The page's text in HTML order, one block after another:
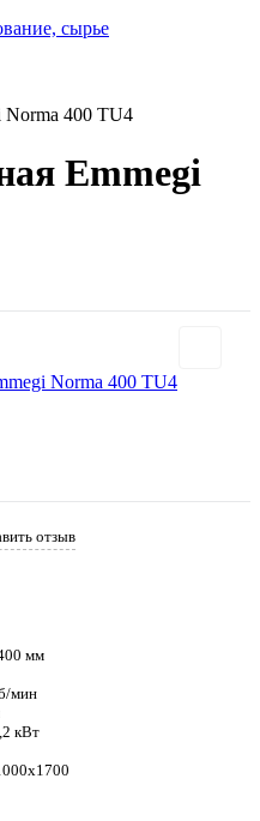
сырье
Norma 400 TU4
Emmegi
отзыв
мм
мин
кВт